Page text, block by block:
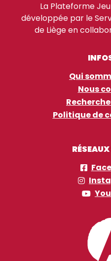
La Plateforme
développée par le
de Liège en
Qui
Nous
Politique de